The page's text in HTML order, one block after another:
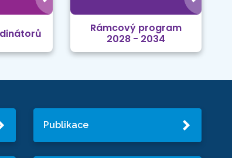
Rámcový program
2028 - 2034
Publikace